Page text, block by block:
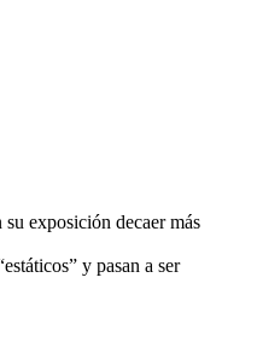
exposición decaer más
y pasan a ser